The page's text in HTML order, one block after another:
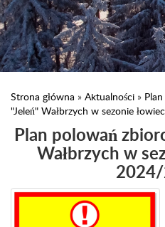
Strona główna » Aktualności »
"Jeleń" Wałbrzych w sezonie
Plan polowań
Wałbrzych w